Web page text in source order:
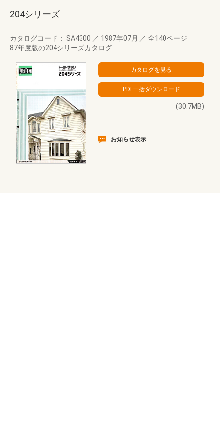
204シリーズ
カタログコード： SA4300 ／ 1987年07月 ／ 全140ページ
87年度版の204シリーズカタログ
(30.7MB)
お知らせ表示